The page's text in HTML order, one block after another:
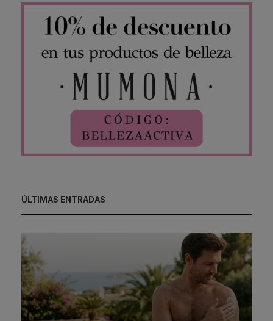
ÚLTIMAS ENTRADAS